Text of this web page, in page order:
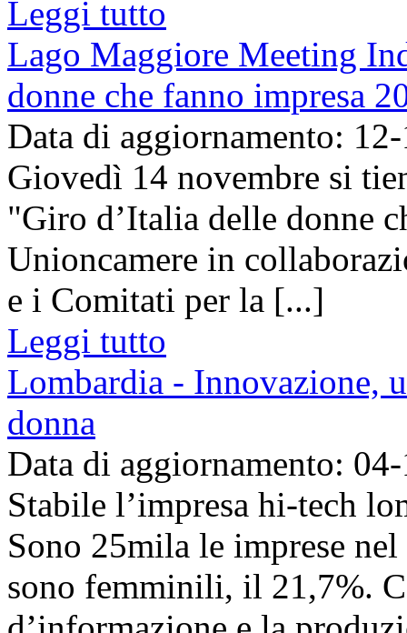
Leggi tutto
Lago Maggiore Meeting
donne che fanno impresa
Data di aggiornamento:
Giovedì 14 novembre si
"Giro d’Italia delle donne
Unioncamere in
e i Comitati per la [...]
Leggi tutto
Lombardia - Innovazione,
donna
Data di aggiornamento:
Stabile l’impresa hi-tech
Sono 25mila le imprese
sono femminili, il 21,7%.